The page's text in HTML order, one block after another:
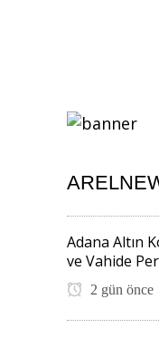
Adana Altın
ve Vahide
2 gün önce